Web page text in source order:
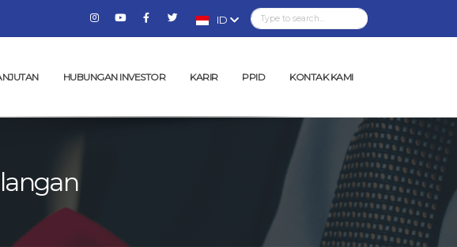
ID
HUBUNGAN INVESTOR KARIR PPID KONTAK KAMI